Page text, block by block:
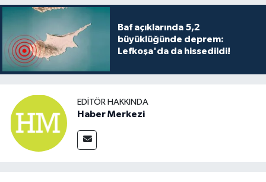
Baf açıklarında 5,2
büyüklüğünde deprem:
Lefkoşa'da da hissedildi!
EDITÖR HAKKINDA
Haber Merkezi